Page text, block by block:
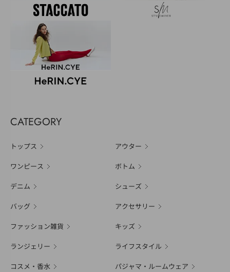
CATEGORY
トップス アウター
ワンピース ボトム
デニム シューズ
バッグ アクセサリー
ファッション雑貨 キッズ
ランジェリー ライフスタイル
コスメ・香水 パジャマ・ルームウェア